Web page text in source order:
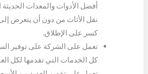
أفضل الأدوات والمعدات
نقل الأثاث من دون أن يتعرض
كسر على الإطلاق.
تعمل على الشركة على توفير
كل الخدمات التي تقدمها لكل